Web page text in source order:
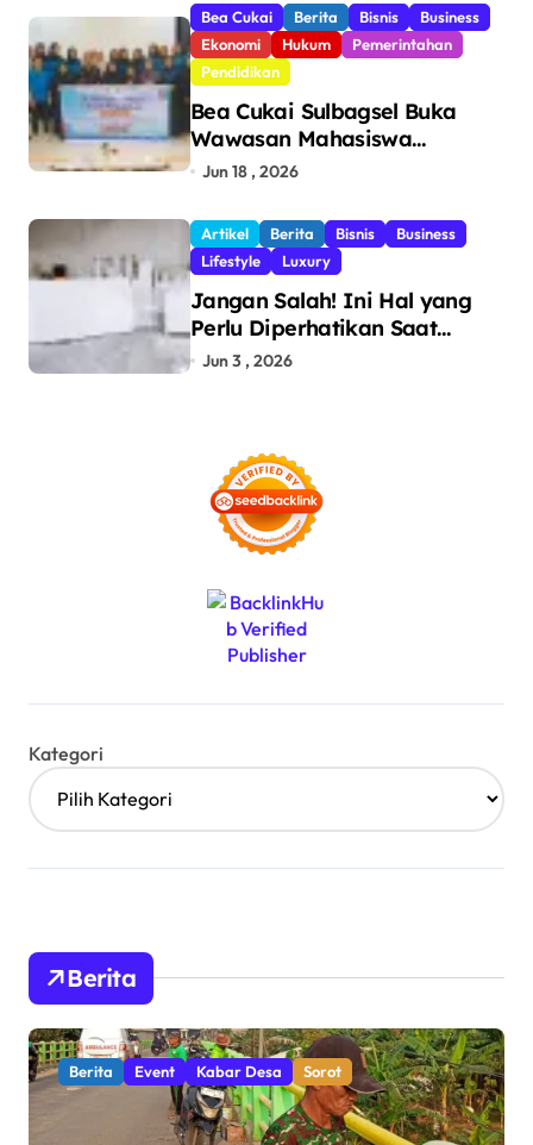
Bea Cukai Berita Bisnis
Business
Ekonomi
Hukum
Pemerintahan
Pendidikan
Bea Cukai Sulbagsel Buka
Wawasan Mahasiswa
Politeknik Bosowa tentang
dan Pencegahan Barang
Ilegal
Jun 18 , 2026
Artikel Berita Bisnis
Business
Lifestyle
Luxury
Jangan Salah! Ini Hal yang
Perlu Diperhatikan Saat
Pasang Big Slab
Jun 3 , 2026
Kategori
Berita
Berita Event Kabar Desa Sorot